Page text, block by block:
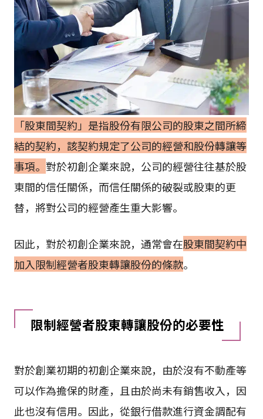
「股東間契約」是指股份有限公司的股東之間所締
結的契約，該契約規定了公司的經營和股份轉讓等
事項。 對於初創企業來說，公司的經營往往基於股
東間的信任關係，而信任關係的破裂或股東的更
替，將對公司的經營產生重大影響。
因此，對於初創企業來說，通常會在股東間契約中
加入限制經營者股東轉讓股份的條款。
限制經營者股東轉讓股份的必要性
對於創業初期的初創企業來說，由於沒有不動產等
可以作為擔保的財產，且由於尚未有銷售收入，因
此也沒有信用。因此，從銀行借款進行資金調配有